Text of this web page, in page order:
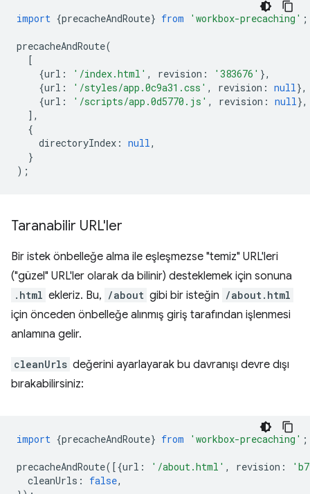
import {precacheAndRoute} from 'workbox-precaching' ;
precacheAndRoute(
[
{url : '/index.html' , revision : '383676' },
{url : '/styles/app.0c9a31.css' , revision : null},
{url : '/scripts/app.0d5770.js' , revision : null},
],
{
directoryIndex : null,
}
);
Taranabilir URL'ler
Bir istek önbelleğe alma ile eşleşmezse "temiz" URL'leri
("güzel" URL'ler olarak da bilinir) desteklemek için sonuna
.html ekleriz. Bu, /about gibi bir isteğin /about.html
için önceden önbelleğe alınmış giriş tarafından işlenmesi
anlamına gelir.
cleanUrls değerini ayarlayarak bu davranışı devre dışı
bırakabilirsiniz:
import {precacheAndRoute} from 'workbox-precaching' ;
precacheAndRoute([{url : '/about.html' , revision :
cleanUrls : false,